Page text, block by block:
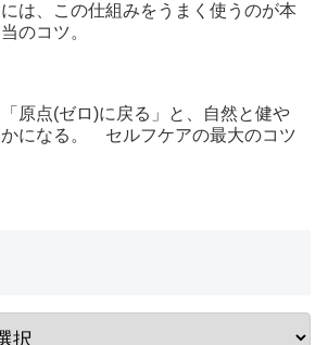
には、この仕組みをうまく使うのが本
当のコツ。
「原点(ゼロ)に戻る」と、自然と健や
かになる。 セルフケアの最大のコツ